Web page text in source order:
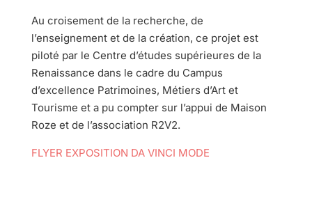
Au croisement de la recherche, de
l’enseignement et de la création, ce projet est
piloté par le Centre d’études supérieures de la
Renaissance dans le cadre du Campus
d’excellence Patrimoines, Métiers d’Art et
Tourisme et a pu compter sur l’appui de Maison
Roze et de l’association R2V2.
FLYER EXPOSITION DA VINCI MODE